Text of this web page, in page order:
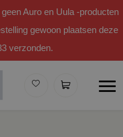
Auro en Uula -producten
gewoon plaatsen deze
verzonden.